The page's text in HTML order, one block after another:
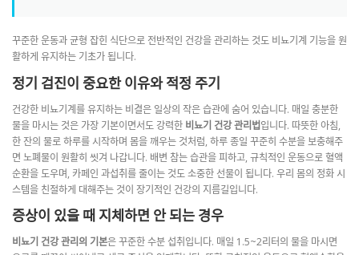
꾸준한 운동과 균형 잡힌 식단으로 전반적인 건강을 관리하는 것도 비뇨기계 기능을 원
활하게 유지하는 기초가 됩니다.
정기 검진이 중요한 이유와 적정 주기
건강한 비뇨기계를 유지하는 비결은 일상의 작은 습관에 숨어 있습니다. 매일 충분한
물을 마시는 것은 가장 기본이면서도 강력한 비뇨기 건강 관리법입니다. 따뜻한 아침,
한 잔의 물로 하루를 시작하며 몸을 깨우는 것처럼, 하루 종일 꾸준히 수분을 보충해주
면 노폐물이 원활히 씻겨 나갑니다. 배변 참는 습관을 피하고, 규칙적인 운동으로 혈액
순환을 도우며, 카페인 과섭취를 줄이는 것도 소중한 선물이 됩니다. 우리 몸의 정화 시
스템을 친절하게 대해주는 것이 장기적인 건강의 지름길입니다.
증상이 있을 때 지체하면 안 되는 경우
비뇨기 건강 관리의 기본은 꾸준한 수분 섭취입니다. 매일 1.5~2리터의 물을 마시면